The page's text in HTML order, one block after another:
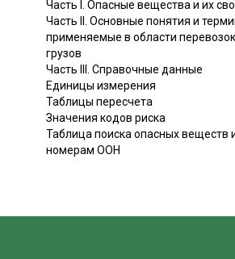
Часть I. Опасные вещества и их
Часть II. Основные понятия и
применяемые в области
грузов
Часть III. Справочные данные
Единицы измерения
Таблицы пересчета
Значения кодов риска
Таблица поиска опасных веществ
номерам ООН